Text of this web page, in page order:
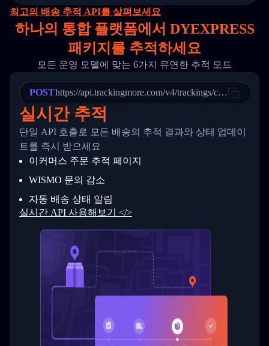
15
16
17
18
20
21
22
23
24
25
27
28
29
30
31
33
34
"destination_country": "United
        "itemTimeLength": 2,
        "weblink": "",
        "phone": null,
        "trackinfo": [
          {
            "Date": "2017-03-08 04: 22: 00",
"StatusDescription": "Departed
"Details": "Departed Facility
          },
          {
            "Date": "2017-03-06 15:28:00",
"StatusDescription": "Shipment
"Details": "BEIJING-
          }
        ]
      }
  }
}
최고의 배송 추적 API를 살펴보세요
하나의 통합 플랫폼에서 DYEXPRESS
패키지를 추적하세요
모든 운영 모델에 맞는 6가지 유연한 추적 모드
POSThttps://api.trackingmore.com/v4/trackings/create
실시간 추적
단일 API 호출로 모든 배송의 추적 결과와 상태 업데이
트를 즉시 받으세요
이커머스 주문 추적 페이지
WISMO 문의 감소
자동 배송 상태 알림
실시간 API 사용해보기 </>